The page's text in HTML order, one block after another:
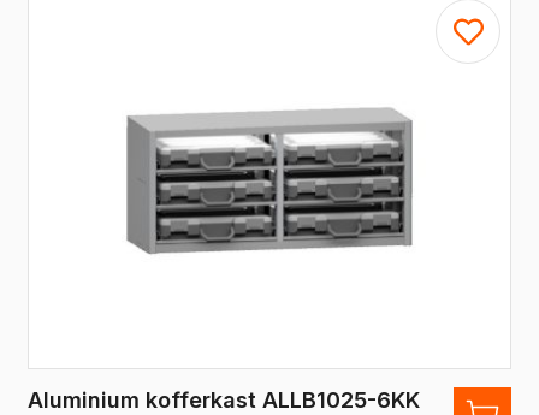
Aluminium kofferkast ALLB1025-6KK